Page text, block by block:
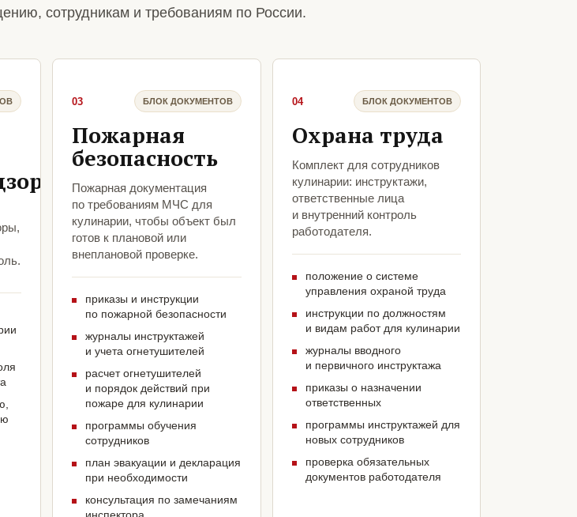
сотрудникам и требованиям по России.
03 БЛОК ДОКУМЕНТОВ
Пожарная
безопасность
Пожарная документация
по требованиям МЧС для
кулинарии, чтобы объект был
готов к плановой или
внеплановой проверке.
приказы и инструкции
по пожарной безопасности
журналы инструктажей
и учета огнетушителей
расчет огнетушителей
и порядок действий при
пожаре для кулинарии
программы обучения
сотрудников
план эвакуации и декларация
при необходимости
консультация по замечаниям
04 БЛОК ДОКУМЕНТОВ
Охрана труда
Комплект для сотрудников
кулинарии: инструктажи,
ответственные лица
и внутренний контроль
работодателя.
положение о системе
управления охраной труда
инструкции по должностям
и видам работ для кулинарии
журналы вводного
и первичного инструктажа
приказы о назначении
ответственных
программы инструктажей для
новых сотрудников
проверка обязательных
документов работодателя